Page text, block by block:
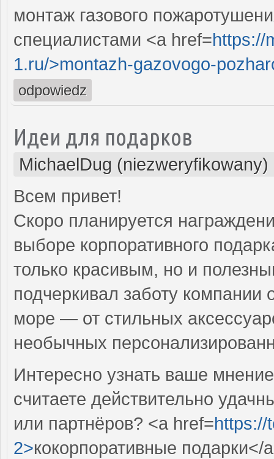
монтаж газового
специалистами <a href=https://
1.ru/>montazh-gazovogo-
odpowiedz
Идеи для подарков
MichaelDug (niezweryfikowany)
Всем привет!
Скоро планируется
выборе корпоративного
только красивым, но и
подчеркивал заботу компании
море — от стильных
необычных
Интересно узнать ваше
считаете действительно
или партнёров? <a href=https://
2>кокорпоративные подарки</